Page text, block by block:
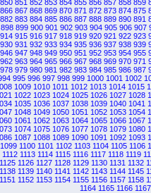
850 851 852 853 854 855 856 857 858 859
866 867 868 869 870 871 872 873 874 875
882 883 884 885 886 887 888 889 890 891
898 899 900 901 902 903 904 905 906 907
914 915 916 917 918 919 920 921 922 923
930 931 932 933 934 935 936 937 938 939
946 947 948 949 950 951 952 953 954 955
962 963 964 965 966 967 968 969 970 971
978 979 980 981 982 983 984 985 986 987
995 996 997 998 999 1000 1001 1002
1009 1010 1011 1012 1013 1014 1015
1022 1023 1024 1025 1026 1027 1028
1035 1036 1037 1038 1039 1040 1041
1048 1049 1050 1051 1052 1053 1054
1061 1062 1063 1064 1065 1066 1067
1074 1075 1076 1077 1078 1079 1080
1087 1088 1089 1090 1091 1092 1093
1099 1100 1101 1102 1103 1104 1105 1106
1112 1113 1114 1115 1116 1117 1118 1119
1125 1126 1127 1128 1129 1130 1131 1132
1138 1139 1140 1141 1142 1143 1144 1145
1151 1152 1153 1154 1155 1156 1157 1158
1164 1165 1166 1167